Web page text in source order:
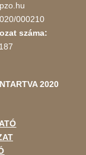
000210
száma:
2020